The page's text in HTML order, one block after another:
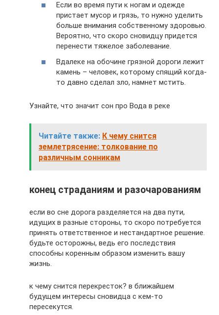
Если во время пути к ногам и одежде
пристает мусор и грязь, то нужно уделить
больше внимания собственному здоровью.
Вероятно, что скоро сновидцу придется
перенести тяжелое заболевание.
Вдалеке на обочине грязной дороги лежит
камень – человек, которому спящий когда-
то давно сделал зло, намнет мстить.
Узнайте, что значит сон про Вода в реке
Читайте также: К чему снится
землетрясение: толкование по
различным сонникам
конец страданиям и разочарованиям
если во сне дорога разделяется на два пути,
идущих в разные стороны, то скоро потребуется
принять ответственное и нестандартное решение.
будьте осторожны, ведь его последствия
способны коренным образом изменить вашу
жизнь.
к чему снится перекресток? в ближайшем
будущем интересы сновидца с кем-то
пересекутся.